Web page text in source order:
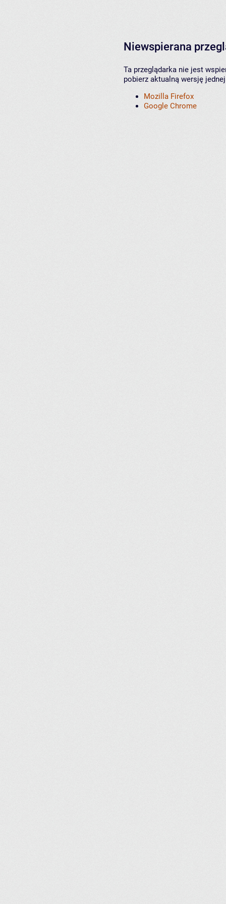
Niewspierana
Ta przeglądarka nie jest
pobierz aktualną wersję
Mozilla Firefox
Google Chrome